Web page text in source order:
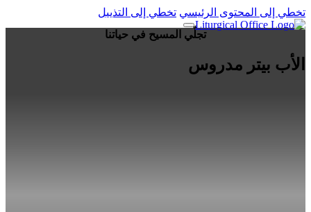
تخطي إلى المحتوى الرئيسي تخطي إلى التذييل
تجلّي المسيح في حياتنا
الأب بيتر مدروس